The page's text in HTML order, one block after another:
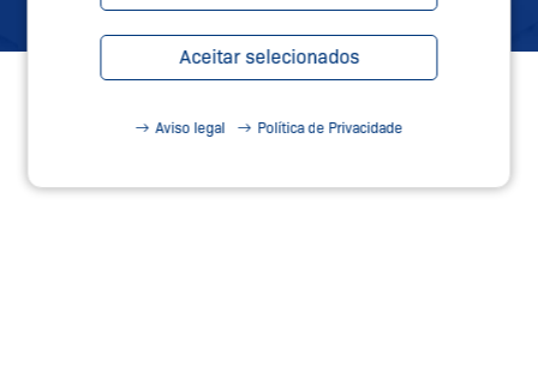
Aceitar selecionados
Aviso legal Política de Privacidade